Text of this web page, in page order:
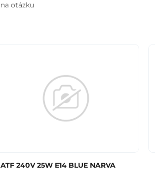
na otázku
ATF 240V 25W E14 BLUE NARVA